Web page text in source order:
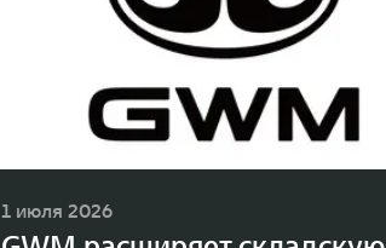
1 июля 2026